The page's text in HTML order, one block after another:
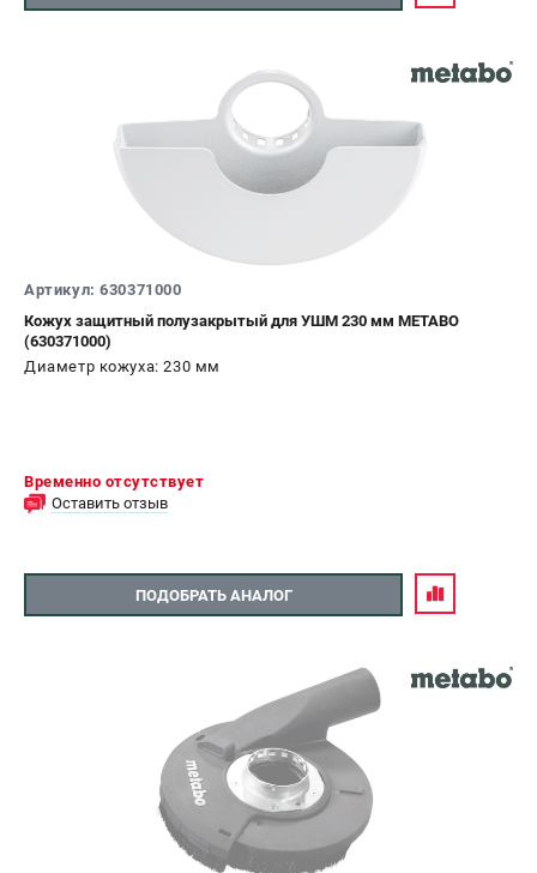
Артикул: 630371000
Кожух защитный полузакрытый для УШМ 230 мм METABO
(630371000)
Диаметр кожуха: 230 мм
Временно отсутствует
Оставить отзыв
ПОДОБРАТЬ АНАЛОГ